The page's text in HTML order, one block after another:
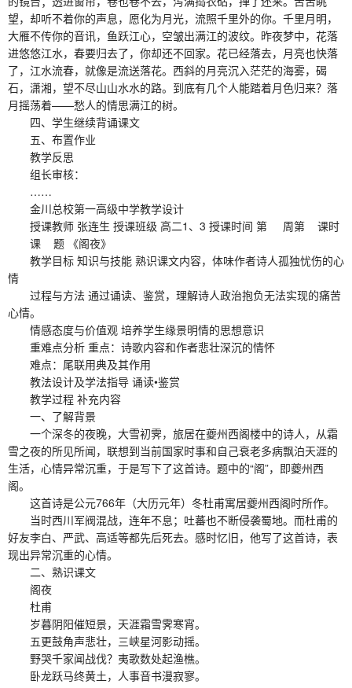
望，却听不着你的声息，愿化为月光，流照千里外的你。千里月明，
大雁不传你的音讯，鱼跃江心，空皱出满江的波纹。昨夜梦中，花落
进悠悠江水，春要归去了，你却还不回家。花已经落去，月亮也快落
了，江水流春，就像是流送落花。西斜的月亮沉入茫茫的海雾，碣
石，潇湘，望不尽山山水水的路。到底有几个人能踏着月色归来？落
月摇荡着——愁人的情思满江的树。
四、学生继续背诵课文
五、布置作业
教学反思
组长审核：
……
金川总校第一高级中学教学设计
授课教师 张连生 授课班级 高二1、3 授课时间 第 周第 课时
课 题 《阁夜》
教学目标 知识与技能 熟识课文内容，体味作者诗人孤独忧伤的心
情
过程与方法 通过诵读、鉴赏，理解诗人政治抱负无法实现的痛苦
心情。
情感态度与价值观 培养学生缘景明情的思想意识
重难点分析 重点：诗歌内容和作者悲壮深沉的情怀
难点：尾联用典及其作用
教法设计及学法指导 诵读•鉴赏
教学过程 补充内容
一、了解背景
一个深冬的夜晚，大雪初霁，旅居在夔州西阁楼中的诗人，从霜
雪之夜的所见所闻，联想到当前国家时事和自己衰老多病飘泊天涯的
生活，心情异常沉重，于是写下了这首诗。题中的“阁”，即夔州西
阁。
这首诗是公元766年（大历元年）冬杜甫寓居夔州西阁时所作。
当时西川军阀混战，连年不息；吐蕃也不断侵袭蜀地。而杜甫的
好友李白、严武、高适等都先后死去。感时忆旧，他写了这首诗，表
现出异常沉重的心情。
二、熟识课文
阁夜
杜甫
岁暮阴阳催短景，天涯霜雪霁寒宵。
五更鼓角声悲壮，三峡星河影动摇。
野哭千家闻战伐？夷歌数处起渔樵。
卧龙跃马终黄土，人事音书漫寂寥。